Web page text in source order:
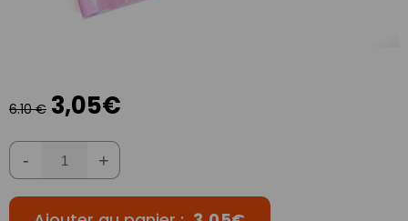
6.10 € 3,05€
- +